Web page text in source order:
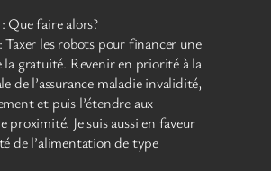
: Que faire alors?
: Taxer les robots pour financer une
la gratuité. Revenir en priorité à la
de l’assurance maladie invalidité,
et puis l’étendre aux
proximité. Je suis aussi en faveur
de l’alimentation de type